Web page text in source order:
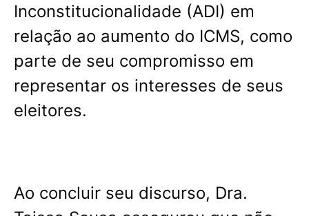
Inconstitucionalidade (ADI) em
relação ao aumento do ICMS, como
parte de seu compromisso em
representar os interesses de seus
eleitores.
Ao concluir seu discurso, Dra.